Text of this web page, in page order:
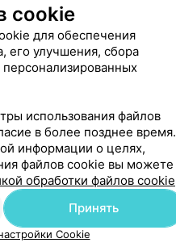
— и
Мы
cookie
для обеспечения
его улучшения, сбора
использования файлов
в более позднее время.
информации о целях,
файлов cookie вы можете
обработки файлов cookie
Принять
Cookie